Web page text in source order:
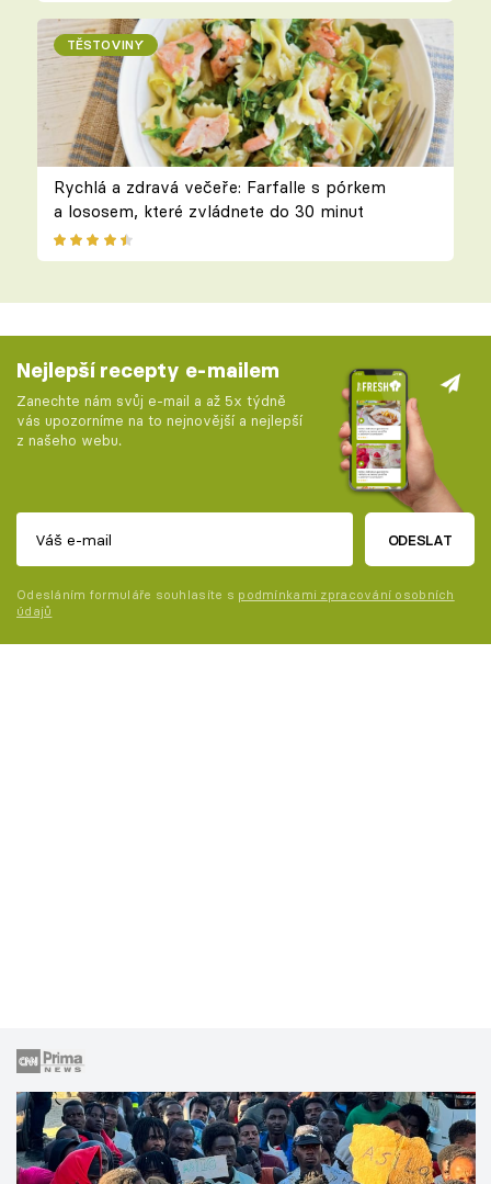
TĚSTOVINY
Rychlá a zdravá večeře: Farfalle s pórkem
a lososem, které zvládnete do 30 minut
Nejlepší recepty e-mailem
Zanechte nám svůj e-mail a až 5x týdně
vás upozorníme na to nejnovější a nejlepší
z našeho webu.
ODESLAT
Odesláním formuláře souhlasíte s podmínkami zpracování osobních
údajů